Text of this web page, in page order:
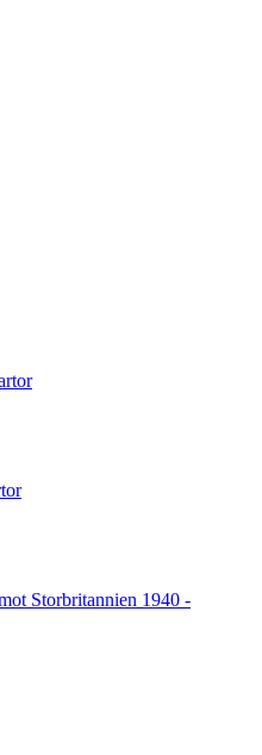
Storbritannien 1940 -